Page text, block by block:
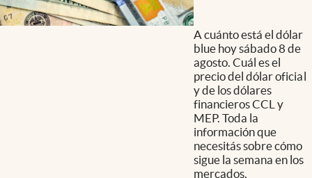
A cuánto está el dólar
blue hoy sábado 8 de
agosto. Cuál es el
precio del dólar oficial
y de los dólares
financieros CCL y
MEP. Toda la
información que
necesitás sobre cómo
sigue la semana en los
mercados.